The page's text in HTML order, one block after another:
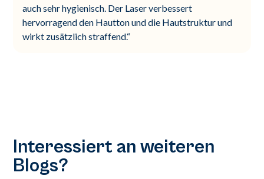
auch sehr hygienisch. Der Laser verbessert
hervorragend den Hautton und die Hautstruktur und
wirkt zusätzlich straffend.“
Interessiert an weiteren
Blogs?